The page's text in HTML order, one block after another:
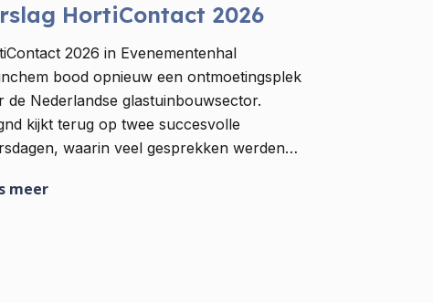
HortiContact 2026
2026 in Evenementenhal
bood opnieuw een ontmoetingsplek
de Nederlandse glastuinbouwsector.
kijkt terug op twee succesvolle
waarin veel gesprekken werden…
meer